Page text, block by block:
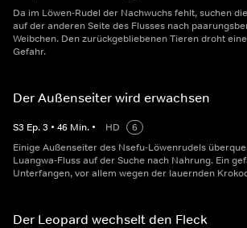
Da im Löwen-Rudel der Nachwuchs fehlt, suchen
auf der anderen Seite des Flusses nach
Weibchen. Den zurückgebliebenen Tieren droht
Gefahr.
Der Außenseiter wird erwachsen
S3 Ep.3 • 46 Min. • HD
6
Einige Außenseiter des Nsefu-Löwenrudels
Luangwa-Fluss auf der Suche nach Nahrung. Ein
Unterfangen, vor allem wegen der lauernden
Der Leopard wechselt den Fleck